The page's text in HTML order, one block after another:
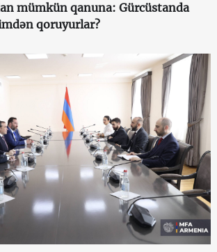
mümkün qanuna: Gürcüstanda
qoruyurlar?